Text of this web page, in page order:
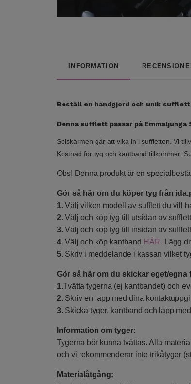
INFORMATION
Beställ en handgjord och unik
Denna sufflett passar på Emmaljunga
Solskärmen går att vika in i suffletten. Vi
Kostnad för tyg och kantband tillkommer.
Obs! Denna produkt är en
Gör så här om du köper tyg från
1. Välj vilken modell av sufflett du vill
2. Välj och köp tyg till utsidan av
3. Välj och köp tyg till insidan av
4. Välj och köp kantband HÄR. Lägg
5. Skriv i meddelande i kassan vilket
Gör så här om du skickar eget/
1.Tvätta tygerna (ej kantbandet) och
2. Skriv en lapp med dina
3. Skicka tyger, kantband och lapp
Information om tyger:
Tygerna bör kunna tvättas. Alla
och vi rekommenderar inte trikåtyger
Materialåtgång: